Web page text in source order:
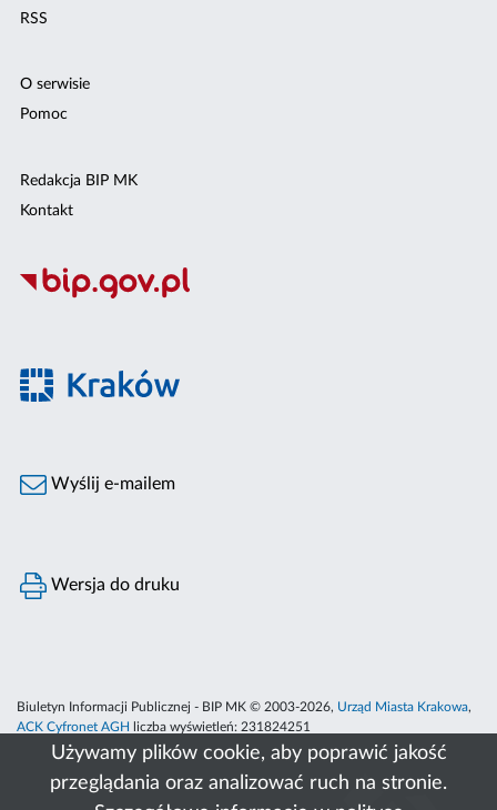
Używamy plików cookie, aby poprawić jakość
przeglądania oraz analizować ruch na stronie.
RSS
O serwisie
Pomoc
Redakcja BIP MK
Kontakt
Wyślij e-mailem
Wersja do druku
Biuletyn Informacji Publicznej - BIP MK © 2003-2026, Urząd Miasta Krakowa,
ACK Cyfronet AGH
liczba wyświetleń: 231824251